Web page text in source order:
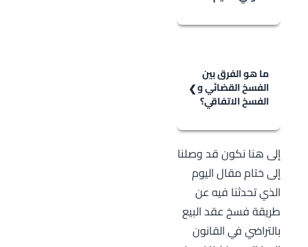
2. أهم البنود التي
تمّ الاتفاق عليها
الأصلي.
3. الأسباب التي
دفعت الفريقين
إلى فسخ العقد.
4. التأكيد على
عدم وجود أيّ نية
في الاستمرار
بالالتزامات الناتجة
عن العقد.
يترتب على عدم
بشكل قانوني
سليم احتمالية
حدوث نزاعات
مستقبلية بين
أطراف العقد. كأن
ينكر أحد الأطراف
حدوث الفسخ أو
حتى قيامه
بالتوقيع على
ما هو الفرق بين
الفسخ القضائي و
الفسخ الاتفاقي؟
الفرق بين الفسخ
القضائي والفسخ
الاتفاقي يكمن
في أنّ الفسخ
الاتفاقي يكون
بناًء على اتفاق
إلى هنا نكون قد وصلنا
إلى ختام مقال اليوم
الذي تحدثنا فيه عن
طريقة فسخ عقد البيع
بالتراضي في القانون